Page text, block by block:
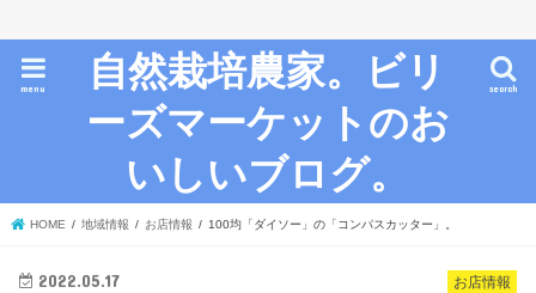
自然栽培農家。ビリ
ーズマーケットのお
いしいブログ。
search
menu
HOME 地域情報 お店情報 100均「ダイソー」の「コンパスカッター」。
お店情報
2022.05.17